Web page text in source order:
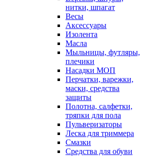
нитки, шпагат
Весы
Аксессуары
Изолента
Масла
Мыльницы, футляры,
плечики
Насадки МОП
Перчатки, варежки,
маски, средства
защиты
Полотна, салфетки,
тряпки для пола
Пульверизаторы
Леска для триммера
Смазки
Средства для обуви